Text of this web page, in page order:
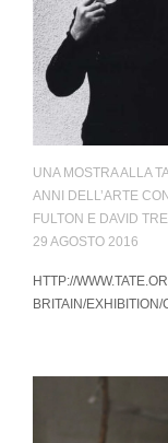
UNA MOSTRA ALLA
ANNI DELL’ARTE
FULTON E DAVID
29 AGOSTO 2016
HTTP://
BRITAIN/